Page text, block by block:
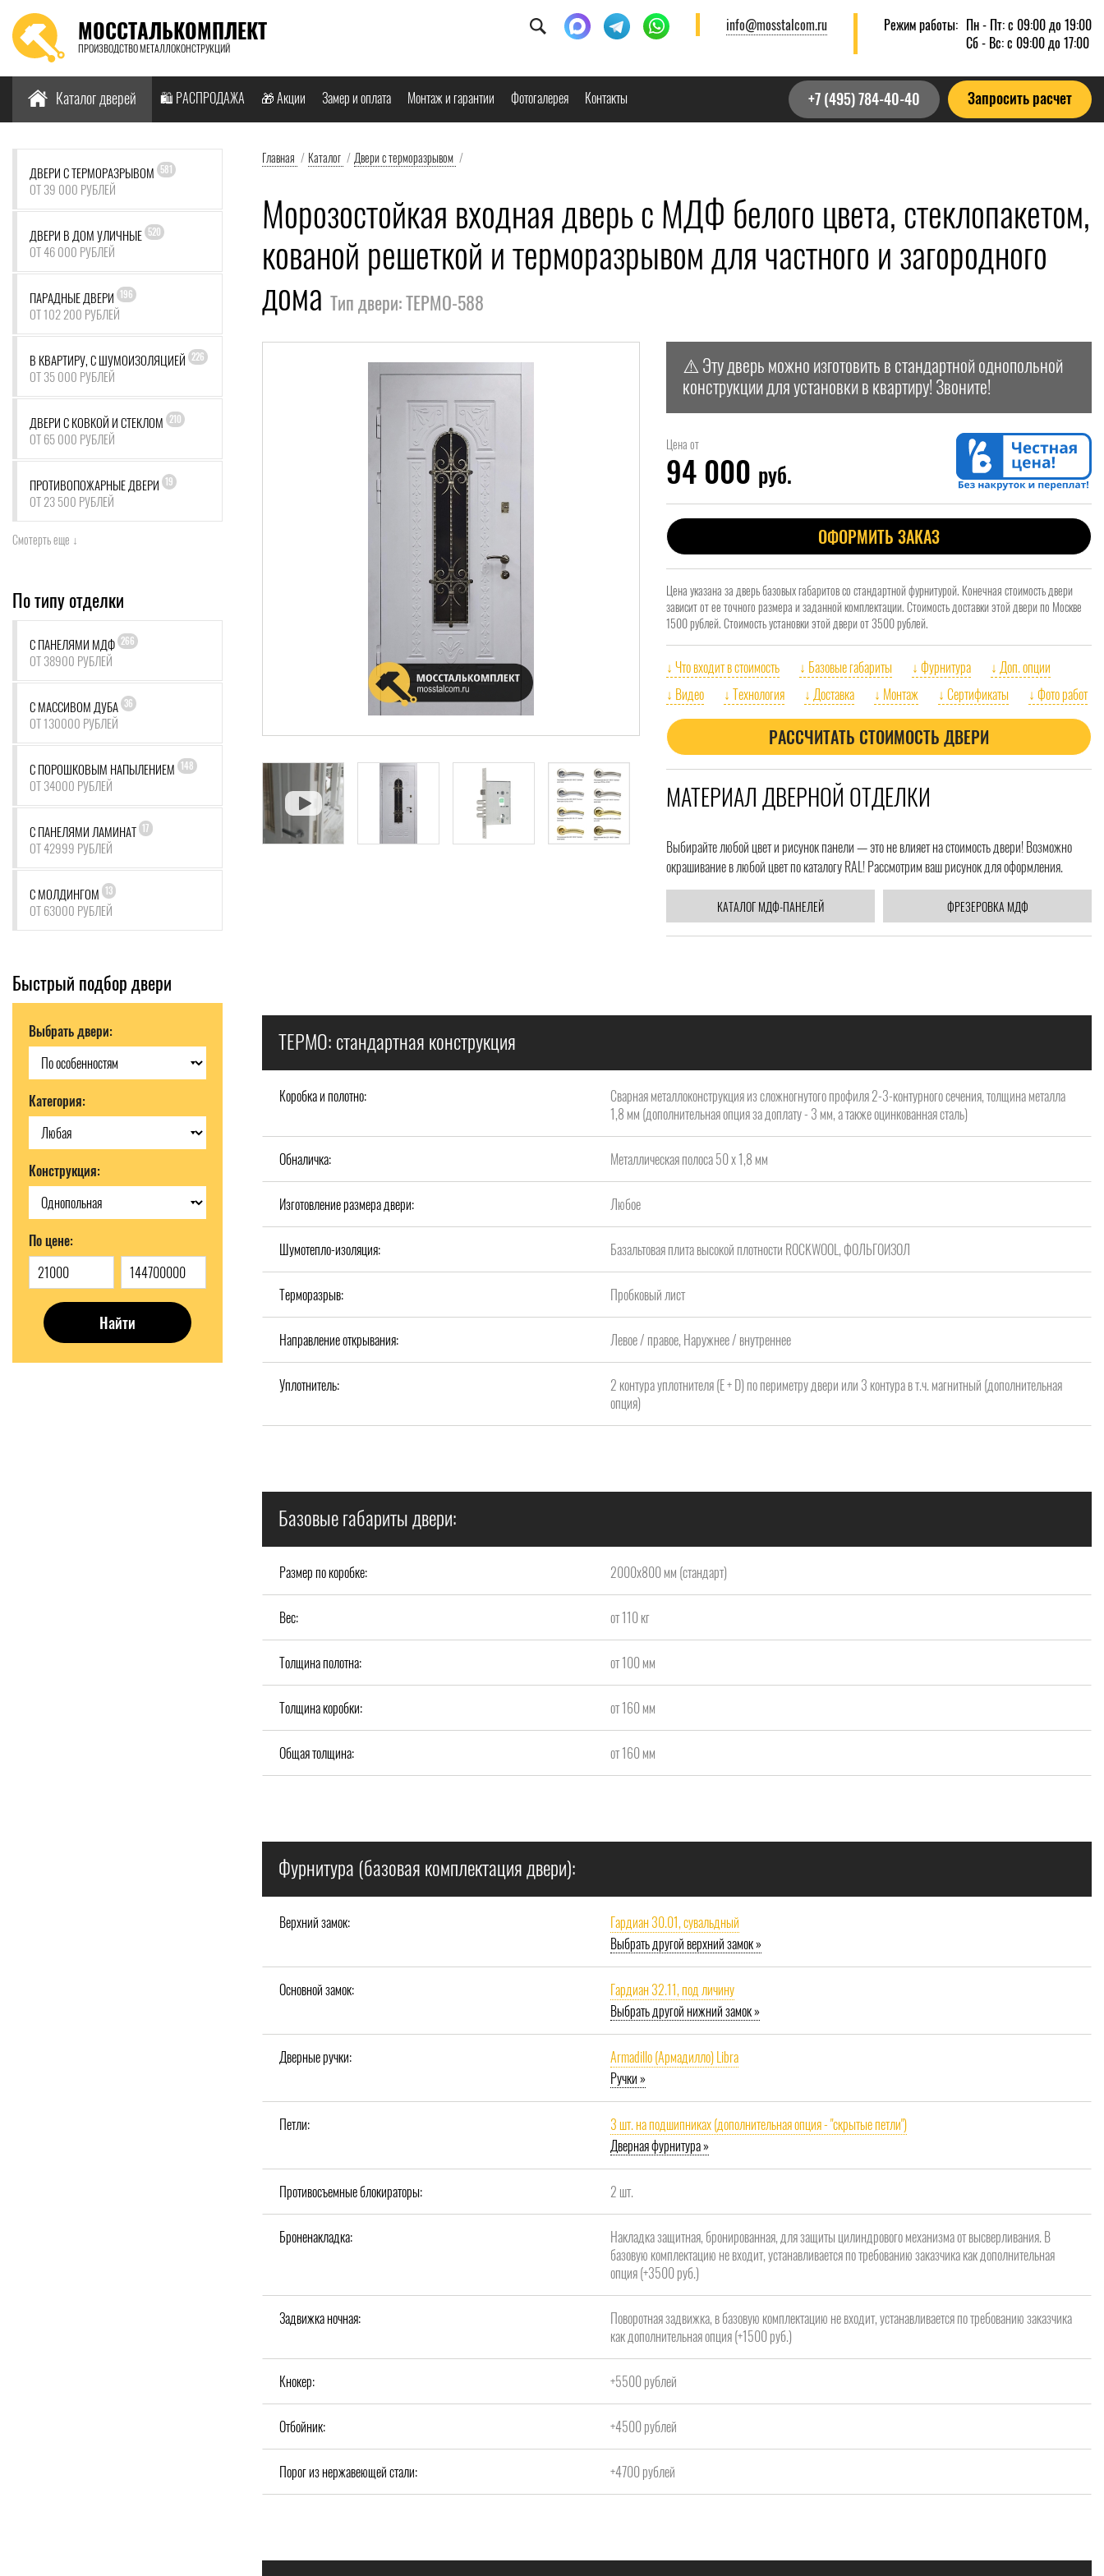
МОССТАЛЬКОМПЛЕКТ
ПРОИЗВОДСТВО МЕТАЛЛОКОНСТРУКЦИЙ
info@mosstalcom.ru Режим работы: Пн - Пт: с 09:00 до 19:00
Сб - Вс: с 09:00 до 17:00
Каталог дверей 🛍️ РАСПРОДАЖА 🎁 Акции Замер и оплата Монтаж и гарантии Фотогалерея Контакты +7 (495) 784-40-40 Запросить расчет
ДВЕРИ С ТЕРМОРАЗРЫВОМ 581
ОТ 39 000 РУБЛЕЙ
ДВЕРИ В ДОМ УЛИЧНЫЕ 520
ОТ 46 000 РУБЛЕЙ
ПАРАДНЫЕ ДВЕРИ 196
ОТ 102 200 РУБЛЕЙ
В КВАРТИРУ, С ШУМОИЗОЛЯЦИЕЙ 226
ОТ 35 000 РУБЛЕЙ
ДВЕРИ С КОВКОЙ И СТЕКЛОМ 210
ОТ 65 000 РУБЛЕЙ
ПРОТИВОПОЖАРНЫЕ ДВЕРИ 19
ОТ 23 500 РУБЛЕЙ
Смотерть еще ↓
По типу отделки
С ПАНЕЛЯМИ МДФ 266
ОТ 38900 РУБЛЕЙ
С МАССИВОМ ДУБА 36
ОТ 130000 РУБЛЕЙ
С ПОРОШКОВЫМ НАПЫЛЕНИЕМ 148
ОТ 34000 РУБЛЕЙ
С ПАНЕЛЯМИ ЛАМИНАТ 17
ОТ 42999 РУБЛЕЙ
С МОЛДИНГОМ 13
ОТ 63000 РУБЛЕЙ
Быстрый подбор двери
Выбрать двери:
Категория:
Конструкция:
По цене:
Найти
Главная / Каталог / Двери с терморазрывом /
Морозостойкая входная дверь с МДФ белого цвета, стеклопакетом,
кованой решеткой и терморазрывом для частного и загородного
дома Тип двери: ТЕРМО-588
⚠️ Эту дверь можно изготовить в стандартной однопольной
конструкции для установки в квартиру! Звоните!
Цена от
94 000 руб.
ОФОРМИТЬ ЗАКАЗ
Цена указана за дверь базовых габаритов со стандартной фурнитурой. Конечная стоимость двери
зависит от ее точного размера и заданной комплектации. Стоимость доставки этой двери по Москве
1500 рублей. Стоимость установки этой двери от 3500 рублей.
↓ Что входит в стоимость ↓ Базовые габариты ↓ Фурнитура
↓ Доп. опции
↓ Видео
↓ Технология ↓ Доставка ↓ Монтаж ↓ Сертификаты ↓ Фото работ
РАССЧИТАТЬ СТОИМОСТЬ ДВЕРИ
МАТЕРИАЛ ДВЕРНОЙ ОТДЕЛКИ
Выбирайте любой цвет и рисунок панели — это не влияет на стоимость двери! Возможно
окрашивание в любой цвет по каталогу RAL! Рассмотрим ваш рисунок для оформления.
КАТАЛОГ МДФ-ПАНЕЛЕЙ ФРЕЗЕРОВКА МДФ
ТЕРМО: стандартная конструкция
Коробка и полотно:
Сварная металлоконструкция из сложногнутого профиля 2-3-контурного сечения, толщина металла
1,8 мм (дополнительная опция за доплату - 3 мм, а также оцинкованная сталь)
Обналичка: Металлическая полоса 50 х 1,8 мм
Изготовление размера двери: Любое
Шумотепло-изоляция: Базальтовая плита высокой плотности ROCKWOOL, ФОЛЬГОИЗОЛ
Терморазрыв: Пробковый лист
Направление открывания: Левое / правое, Наружнее / внутреннее
Уплотнитель:
2 контура уплотнителя (Е + D) по периметру двери или 3 контура в т.ч. магнитный (дополнительная
опция)
Базовые габариты двери:
Размер по коробке: 2000x800 мм (стандарт)
Вес: от 110 кг
Толщина полотна: от 100 мм
Толщина коробки: от 160 мм
Общая толщина: от 160 мм
Фурнитура (базовая комплектация двери):
Верхний замок:
Гардиан 30.01, сувальдный
Выбрать другой верхний замок »
Основной замок:
Гардиан 32.11, под личину
Выбрать другой нижний замок »
Дверные ручки:
Armadillo (Армадилло) Libra
Ручки »
Петли:
3 шт. на подшипниках (дополнительная опция - "скрытые петли")
Дверная фурнитура »
Противосъемные блокираторы: 2 шт.
Броненакладка:
Накладка защитная, бронированная, для защиты цилиндрового механизма от высверливания. В
базовую комплектацию не входит, устанавливается по требованию заказчика как дополнительная
опция (+3500 руб.)
Задвижка ночная:
Поворотная задвижка, в базовую комплектацию не входит, устанавливается по требованию заказчика
как дополнительная опция (+1500 руб.)
Кнокер: +5500 рублей
Отбойник: +4500 рублей
Порог из нержавеющей стали: +4700 рублей